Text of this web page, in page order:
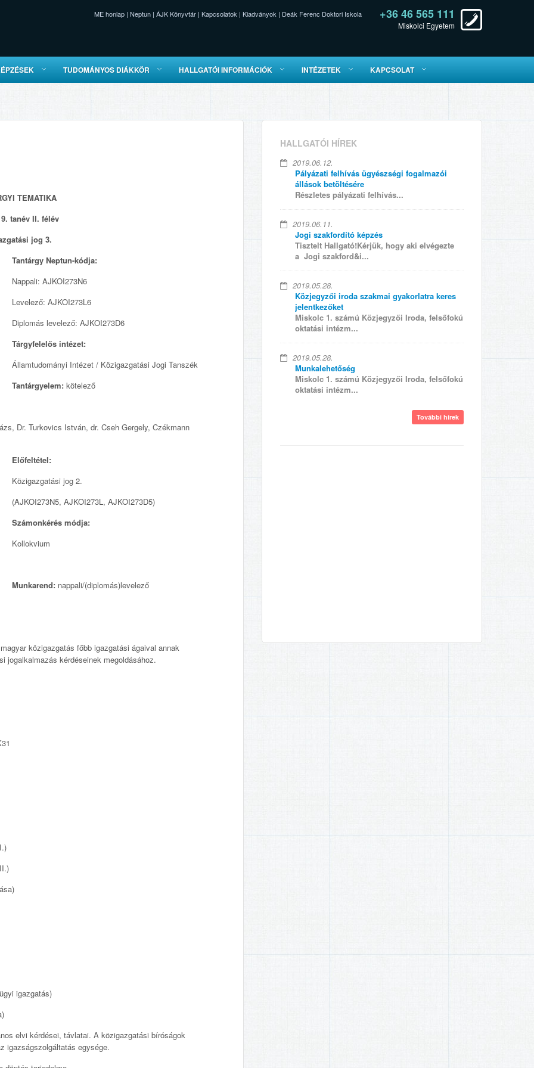
+36 46 565 111
Miskolci Egyetem
ME honlap | Neptun | ÁJK Könyvtár | Kapcsolatok | Kiadványok | Deák Ferenc Doktori Iskola
TUDOMÁNYOS DIÁKKÖR HALLGATÓI INFORMÁCIÓK INTÉZETEK KAPCSOLAT
TEMATIKA
tanév II. félév
jog 3.
Tantárgy Neptun-kódja:
Nappali: AJKOI273N6
Levelező: AJKOI273L6
Diplomás levelező: AJKOI273D6
Tárgyfelelős intézet:
Államtudományi Intézet / Közigazgatási Jogi Tanszék
Tantárgyelem: kötelező
Dr. Turkovics István, dr. Cseh Gergely, Czékmann
Előfeltétel:
Közigazgatási jog 2.
(AJKOI273N5, AJKOI273L, AJKOI273D5)
Számonkérés módja:
Kollokvium
Munkarend: nappali/(diplomás)levelező
közigazgatás főbb igazgatási ágaival annak
jogalkalmazás kérdéseinek megoldásához.
igazgatás)
elvi kérdései, távlatai. A közigazgatási bíróságok
igazságszolgáltatás egysége.
HALLGATÓI HÍREK
2019.06.12.
Pályázati felhívás ügyészségi fogalmazói
állások betöltésére
Részletes pályázati felhívás...
2019.06.11.
Jogi szakfordító képzés
Tisztelt Hallgató!Kérjük, hogy aki elvégezte
a Jogi szakford&i...
2019.05.28.
Közjegyzői iroda szakmai gyakorlatra keres
jelentkezőket
Miskolc 1. számú Közjegyzői Iroda, felsőfokú
oktatási intézm...
2019.05.28.
Munkalehetőség
Miskolc 1. számú Közjegyzői Iroda, felsőfokú
oktatási intézm...
További hírek